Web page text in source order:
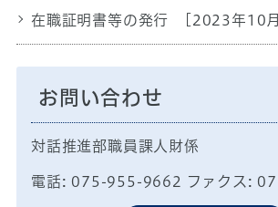
在職証明書等の発行 [2023年10
お問い合わせ
対話推進部職員課人財係
電話: 075-955-9662 ファクス: